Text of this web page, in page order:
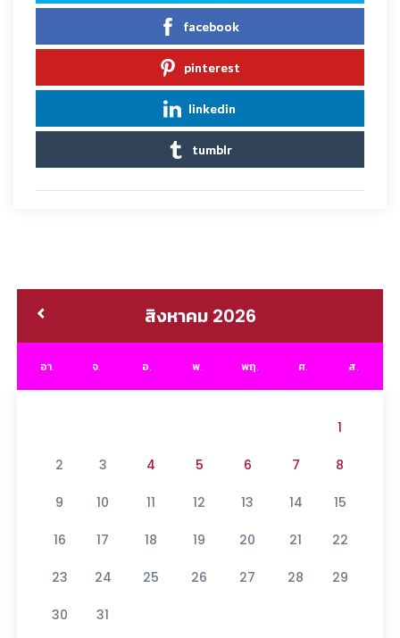
facebook
pinterest
linkedin
tumblr
สิงหาคม 2026
อา. จ. อ. พ. พฤ. ศ. ส.
1
2 3 4 5 6 7 8
9 10 11 12 13 14 15
16 17 18 19 20 21 22
23 24 25 26 27 28 29
30 31